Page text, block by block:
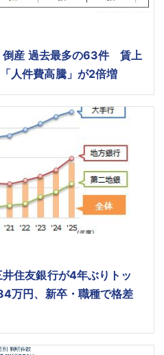
倒産 過去最多の63件 賃上
人件費高騰」が2倍増
住友銀行が4年ぶりトッ
万円、新卒・職種で格差